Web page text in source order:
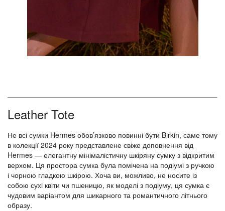
Leather Tote
Не всі сумки Hermes обов’язково повинні бути Birkin, саме тому
в колекції 2024 року представлене свіже доповнення від
Hermes — елегантну мінімалістичну шкіряну сумку з відкритим
верхом. Ця простора сумка була помічена на подіумі з ручкою
і чорною гладкою шкірою. Хоча ви, можливо, не носите із
собою сухі квіти чи пшеницю, як моделі з подіуму, ця сумка є
чудовим варіантом для шикарного та романтичного літнього
образу.